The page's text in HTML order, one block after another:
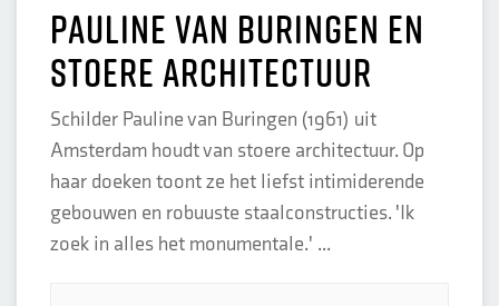
Pauline van Buringen en
stoere architectuur
Schilder Pauline van Buringen (1961) uit
Amsterdam houdt van stoere architectuur. Op
haar doeken toont ze het liefst intimiderende
gebouwen en robuuste staalconstructies. 'Ik
zoek in alles het monumentale.' ...